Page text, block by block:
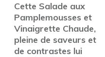
Cette Salade aux
Pamplemousses et
Vinaigrette Chaude,
pleine de saveurs et
de contrastes lui